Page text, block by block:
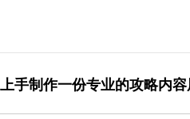
手制作一份专业的攻略内容